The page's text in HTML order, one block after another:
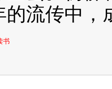
的流传中
书